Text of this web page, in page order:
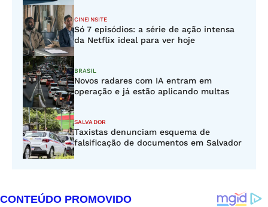
CINEINSITE
Só 7 episódios: a série de ação intensa
da Netflix ideal para ver hoje
BRASIL
Novos radares com IA entram em
operação e já estão aplicando multas
SALVADOR
Taxistas denunciam esquema de
falsificação de documentos em Salvador